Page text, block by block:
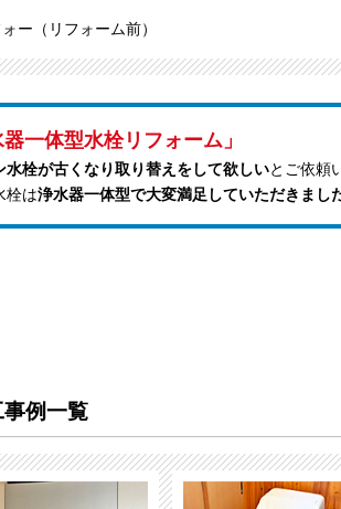
ー（リフォーム前）
器一体型水栓リフォーム」
水栓が古くなり取り替えをして欲しいとご依頼
栓は浄水器一体型で大変満足していただきまし
例一覧